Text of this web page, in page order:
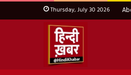
Thursday, July 30 2026